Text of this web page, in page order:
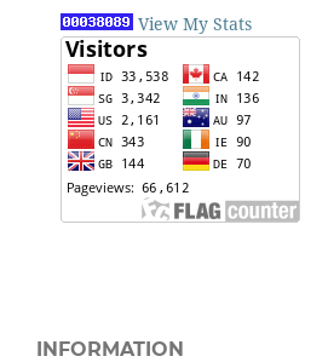
View My Stats
INFORMATION